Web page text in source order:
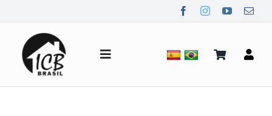
para
conteúdo
Alternar
navegação